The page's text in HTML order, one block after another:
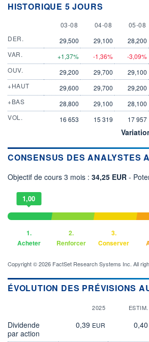
HISTORIQUE 5 JOURS
3 AUGUST
03-08 4 AUGUST
04-08 5
05-08
DER.
29,500 29,100 28,200
VAR.
+1,37% -1,36% -3,09%
OUV.
29,200 29,700 29,100
+HAUT
29,600 29,700 29,200
+BAS
28,800 29,100 28,100
VOL.
16 653 15 319 17 957
CONSENSUS DES ANALYSTES
Objectif de cours 3 mois : 34,25 EUR -
1,00
1.
Acheter
2.
Renforcer
3.
Conserver
Copyright © 2026 FactSet Research Systems Inc. All
ÉVOLUTION DES PRÉVISIONS
2025
Dividende
par action
0,39 EUR 0,40